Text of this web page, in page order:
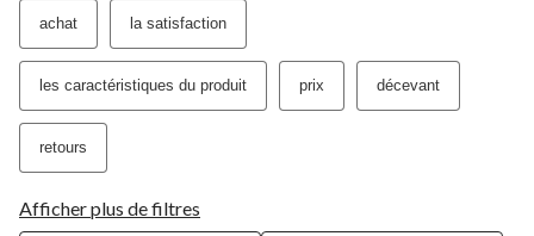
achat la satisfaction
les caractéristiques du produit prix décevant
retours
Afficher plus de filtres